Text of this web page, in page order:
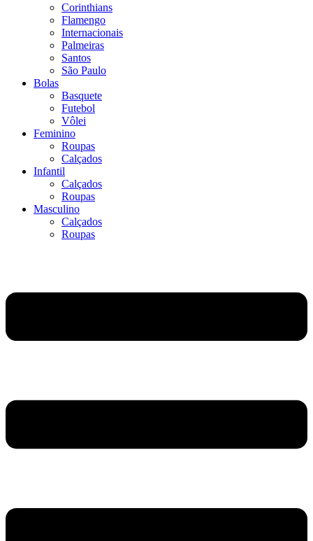
Corinthians
Flamengo
Internacionais
Palmeiras
Santos
São Paulo
Bolas
Basquete
Futebol
Vôlei
Feminino
Roupas
Calçados
Infantil
Calçados
Roupas
Masculino
Calçados
Roupas